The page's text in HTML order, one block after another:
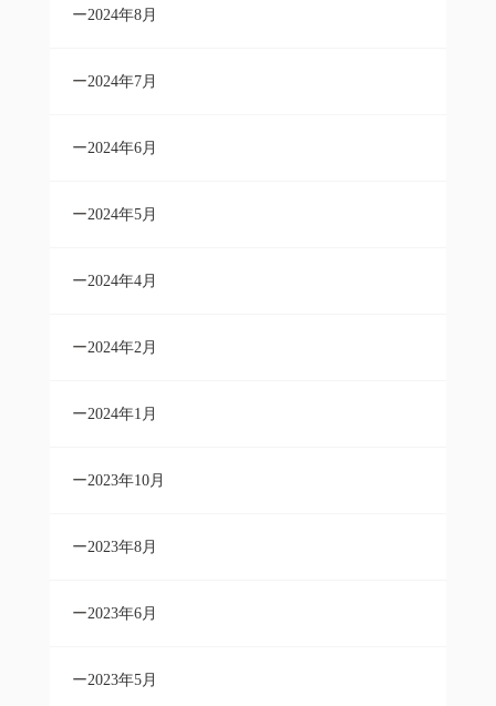
2024年8月
2024年7月
2024年6月
2024年5月
2024年4月
2024年2月
2024年1月
2023年10月
2023年8月
2023年6月
2023年5月